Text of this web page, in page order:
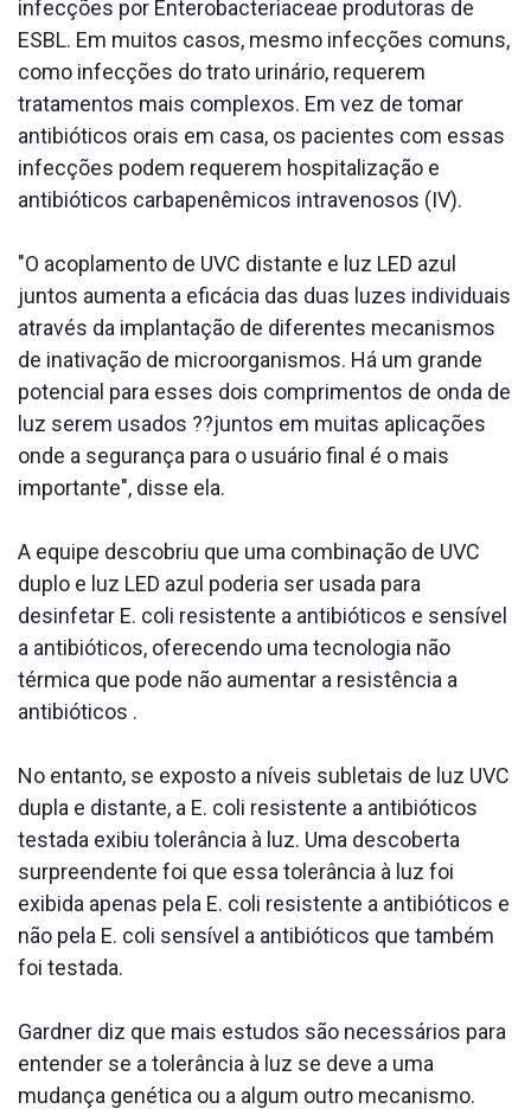
infecções por Enterobacteriaceae produtoras de
ESBL. Em muitos casos, mesmo infecções comuns,
como infecções do trato urinário, requerem
tratamentos mais complexos. Em vez de tomar
antibióticos orais em casa, os pacientes com essas
infecções podem requerem hospitalização e
antibióticos carbapenêmicos intravenosos (IV).
"O acoplamento de UVC distante e luz LED azul
juntos aumenta a eficácia das duas luzes individuais
através da implantação de diferentes mecanismos
de inativação de microorganismos. Há um grande
potencial para esses dois comprimentos de onda de
luz serem usados ??juntos em muitas aplicações
onde a segurança para o usuário final é o mais
importante", disse ela.
A equipe descobriu que uma combinação de UVC
duplo e luz LED azul poderia ser usada para
desinfetar E. coli resistente a antibióticos e sensível
a antibióticos, oferecendo uma tecnologia não
térmica que pode não aumentar a resistência a
antibióticos .
No entanto, se exposto a níveis subletais de luz UVC
dupla e distante, a E. coli resistente a antibióticos
testada exibiu tolerância à luz. Uma descoberta
surpreendente foi que essa tolerância à luz foi
exibida apenas pela E. coli resistente a antibióticos e
não pela E. coli sensível a antibióticos que também
foi testada.
Gardner diz que mais estudos são necessários para
entender se a tolerância à luz se deve a uma
mudança genética ou a algum outro mecanismo.